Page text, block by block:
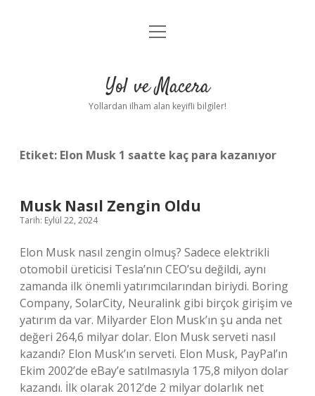
Anasayfa
Yasal Uyarı
menüyü
Yol ve Macera
Yollardan ilham alan keyifli bilgiler!
Etiket: Elon Musk 1 saatte kaç para kazanıyor
Musk Nasıl Zengin Oldu
Tarih: Eylül 22, 2024
Elon Musk nasıl zengin olmuş? Sadece elektrikli
otomobil üreticisi Tesla’nın CEO’su değildi, aynı
zamanda ilk önemli yatırımcılarından biriydi. Boring
Company, SolarCity, Neuralink gibi birçok girişim ve
yatırım da var. Milyarder Elon Musk’ın şu anda net
değeri 264,6 milyar dolar. Elon Musk serveti nasıl
kazandı? Elon Musk’ın serveti. Elon Musk, PayPal’ın
Ekim 2002’de eBay’e satılmasıyla 175,8 milyon dolar
kazandı. İlk olarak 2012’de 2 milyar dolarlık net